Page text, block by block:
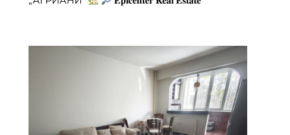
разположен в кв. Изток.
Съвсем скоро
стартира строителството на
проекта, който съчетава модерна
архитектура, функционални жилища и
ЛОКАЦИЯ
Комплексът се намира на пешеходно
разстояние от: ▪ жп … <a